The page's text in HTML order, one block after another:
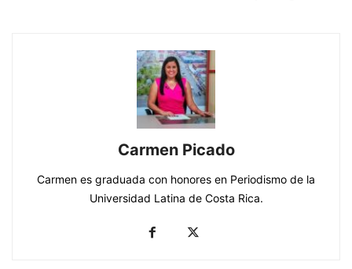
Carmen Picado
Carmen es graduada con honores en Periodismo de la
Universidad Latina de Costa Rica.